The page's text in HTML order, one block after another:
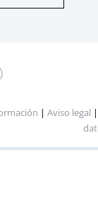
| Aviso legal |